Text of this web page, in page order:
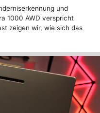
und
1000 AWD verspricht
zeigen wir, wie sich das